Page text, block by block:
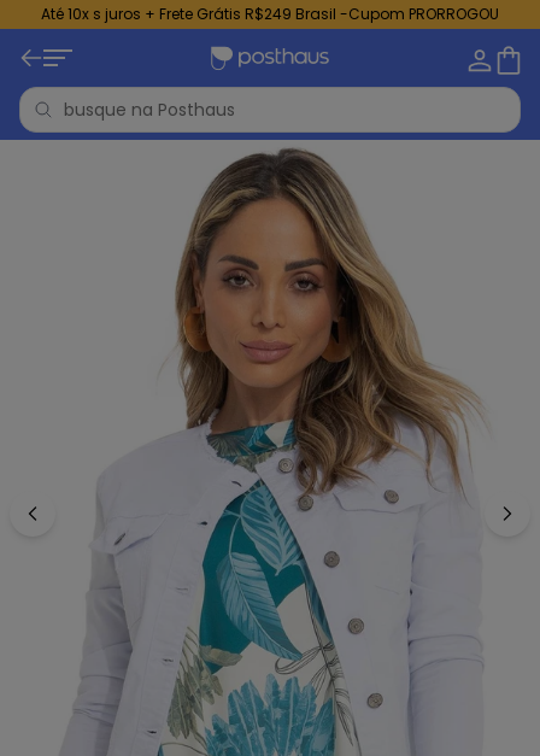
Até 10x s juros + Frete Grátis R$249 Brasil -Cupom PRORROGOU